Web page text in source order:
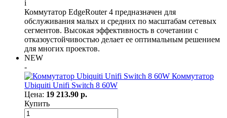
i
Коммутатор EdgeRouter 4 предназначен для
обслуживания малых и средних по масштабам сетевых
сегментов. Высокая эффективность в сочетании с
отказоустойчивостью делает ее оптимальным решением
для многих проектов.
NEW
-
Коммутатор
Ubiquiti Unifi Switch 8 60W
Цена: 19 213.90 р.
Купить